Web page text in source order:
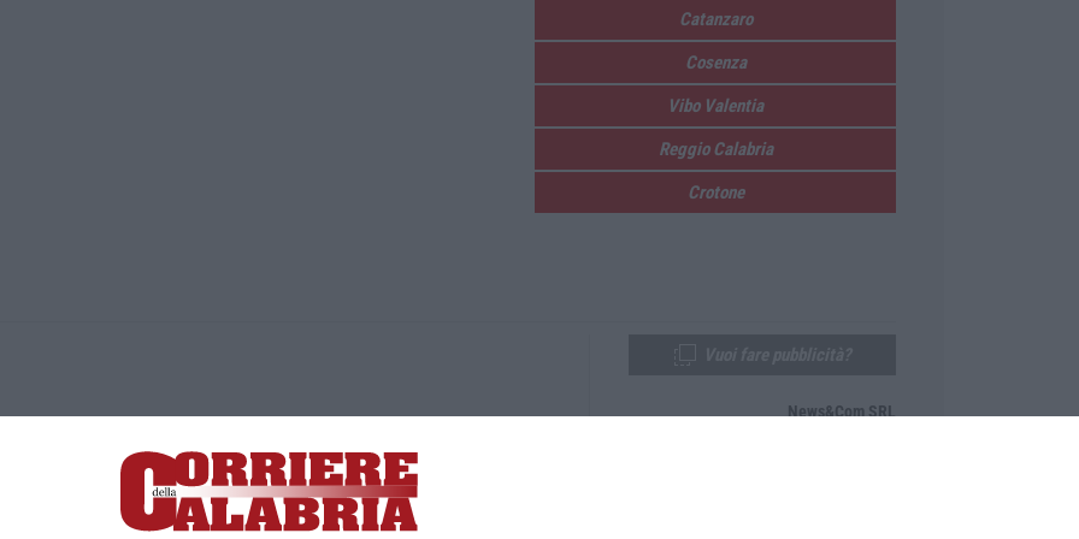
Catanzaro
Cosenza
Vibo Valentia
Reggio Calabria
Crotone
Lamezia Terme (CZ)
responsabile Paola Militano |Privacy
News&Com SRL